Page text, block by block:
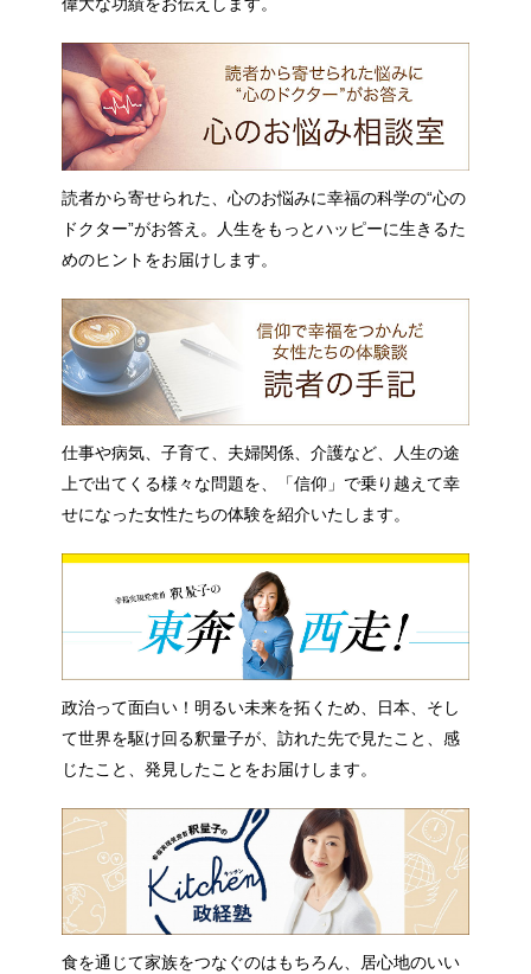
偉大な功績をお伝えします。
読者から寄せられた、心のお悩みに幸福の科学の“心の
ドクター”がお答え。人生をもっとハッピーに生きるた
めのヒントをお届けします。
仕事や病気、子育て、夫婦関係、介護など、人生の途
上で出てくる様々な問題を、「信仰」で乗り越えて幸
せになった女性たちの体験を紹介いたします。
政治って面白い！明るい未来を拓くため、日本、そし
て世界を駆け回る釈量子が、訪れた先で見たこと、感
じたこと、発見したことをお届けします。
食を通じて家族をつなぐのはもちろん、居心地のいい